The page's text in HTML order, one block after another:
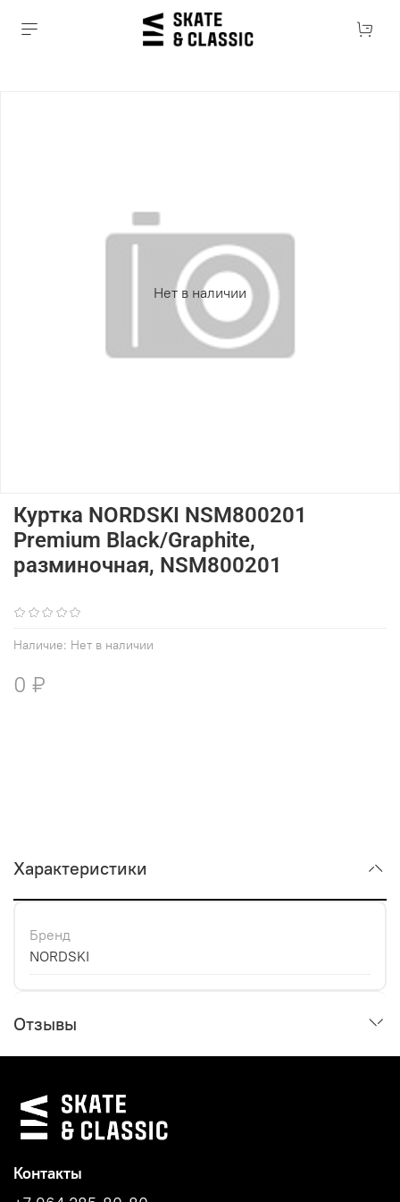
Нет в наличии
Наличие: Нет в наличии
Куртка NORDSKI NSM800201
Premium Black/Graphite,
разминочная, NSM800201
0 ₽
Характеристики
Бренд
NORDSKI
Отзывы
Контакты